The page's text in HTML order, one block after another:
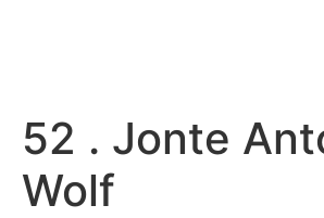
52 . Jonte
Wolf